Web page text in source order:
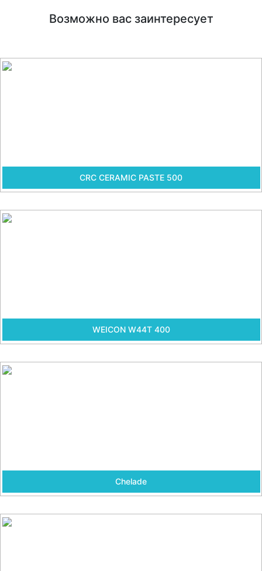
Возможно вас заинтересует
CRC CERAMIC PASTE 500
WEICON W44T 400
Chelade